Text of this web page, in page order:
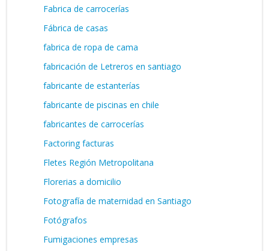
Fabrica de carrocerías
Fábrica de casas
fabrica de ropa de cama
fabricación de Letreros en santiago
fabricante de estanterías
fabricante de piscinas en chile
fabricantes de carrocerías
Factoring facturas
Fletes Región Metropolitana
Florerias a domicilio
Fotografía de maternidad en Santiago
Fotógrafos
Fumigaciones empresas